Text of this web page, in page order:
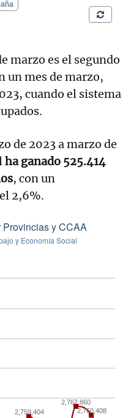
marzo es el segundo
un mes de marzo,
cuando el sistema
de 2023 a marzo de
ha ganado 525.414
, con un
2,6%.